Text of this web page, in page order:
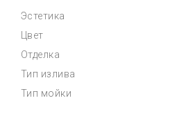
Эстетика
Цвет
Отделка
Тип излива
Тип мойки